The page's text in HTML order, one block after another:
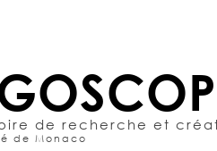
de recherche et
de Monaco